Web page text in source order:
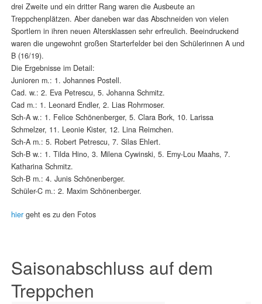
drei Zweite und ein dritter Rang waren die Ausbeute an
Treppchenplätzen. Aber daneben war das Abschneiden von vielen
Sportlern in ihren neuen Altersklassen sehr erfreulich. Beeindruckend
waren die ungewohnt großen Starterfelder bei den Schülerinnen A und
B (16/19).
Die Ergebnisse im Detail:
Junioren m.: 1. Johannes Postell.
Cad. w.: 2. Eva Petrescu, 5. Johanna Schmitz.
Cad m.: 1. Leonard Endler, 2. Lias Rohrmoser.
Sch-A w.: 1. Felice Schönenberger, 5. Clara Bork, 10. Larissa
Schmelzer, 11. Leonie Kister, 12. Lina Reimchen.
Sch-A m.: 5. Robert Petrescu, 7. Silas Ehlert.
Sch-B w.: 1. Tilda Hino, 3. Milena Cywinski, 5. Emy-Lou Maahs, 7.
Katharina Schmitz.
Sch-B m.: 4. Junis Schönenberger.
Schüler-C m.: 2. Maxim Schönenberger.
hiergeht es zu den Fotos
Saisonabschluss auf dem
Treppchen